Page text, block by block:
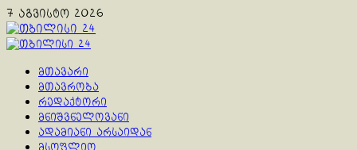
Skip
to
content
7 აგვისტო 2026
Primary
მთავარი
მთავრობა
რედაქტორი
მნიშვნელოვანი
ადამიანი არსაიდან